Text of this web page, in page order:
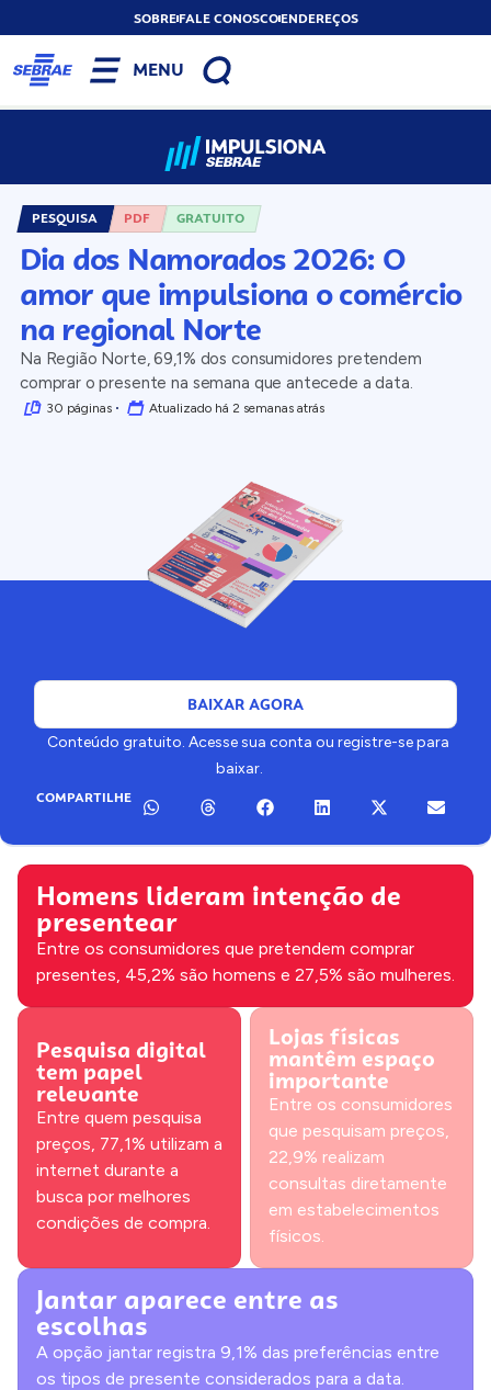
SOBREFALE CONOSCOENDEREÇOS
MENU
PESQUISA PDF GRATUITO
Dia dos Namorados 2026: O
amor que impulsiona o comércio
na regional Norte
Na Região Norte, 69,1% dos consumidores pretendem
comprar o presente na semana que antecede a data.
30 páginas Atualizado há 2 semanas atrás
BAIXAR AGORA
Conteúdo gratuito. Acesse sua conta ou registre-se para
baixar.
COMPARTILHE
Homens lideram intenção de
presentear
Entre os consumidores que pretendem comprar
presentes, 45,2% são homens e 27,5% são mulheres.
Pesquisa digital
tem papel
relevante
Entre quem pesquisa
preços, 77,1% utilizam a
internet durante a
busca por melhores
condições de compra.
Lojas físicas
mantêm espaço
importante
Entre os consumidores
que pesquisam preços,
22,9% realizam
consultas diretamente
em estabelecimentos
físicos.
Jantar aparece entre as
escolhas
A opção jantar registra 9,1% das preferências entre
os tipos de presente considerados para a data.